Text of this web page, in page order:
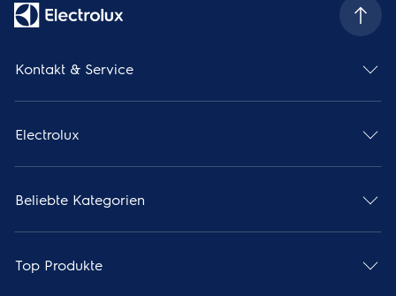
Kontakt & Service
Electrolux
Beliebte Kategorien
Top Produkte